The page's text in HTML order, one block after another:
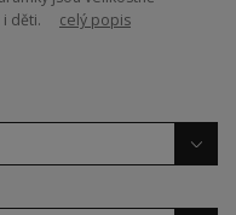
i děti. celý popis